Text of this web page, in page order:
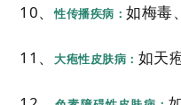
10、性传播疾病：如梅毒
11、大疱性皮肤病： 如天